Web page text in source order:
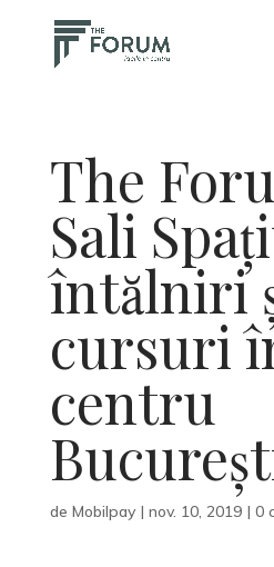
The
Sali
întălniri
cursuri
centru
de Mobilpay| nov. 10, 2019| 0